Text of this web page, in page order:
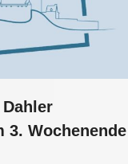
3. Wochenende